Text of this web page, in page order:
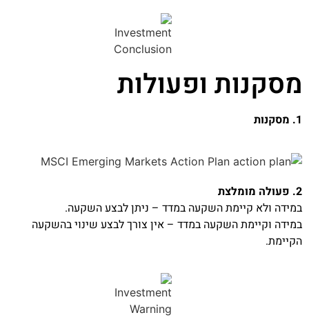
מסקנות ופעולות
1. מסקנות
2. פעולה מומלצת
במידה ולא קיימת השקעה במדד – ניתן לבצע השקעה.
במידה וקיימת השקעה במדד – אין צורך לבצע שינוי בהשקעה
הקיימת.